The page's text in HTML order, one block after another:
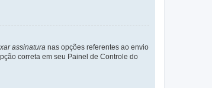
assinatura nas opções referentes ao envio
correta em seu Painel de Controle do